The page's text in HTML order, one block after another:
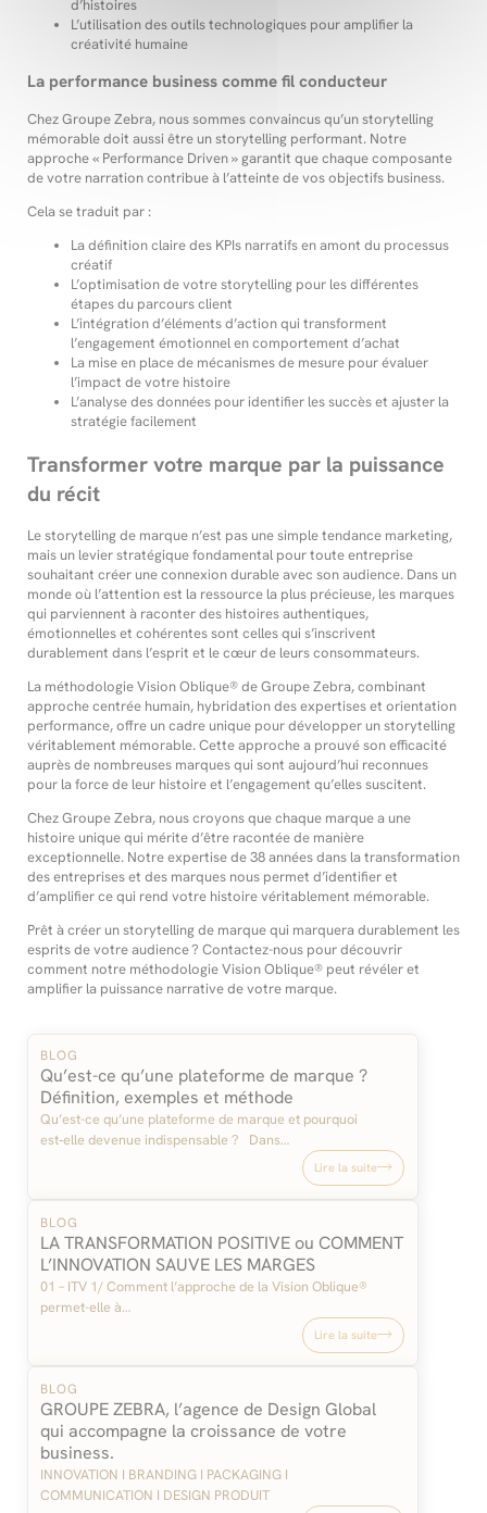
d’histoires
L’utilisation des outils technologiques pour amplifier la
créativité humaine
La performance business comme fil conducteur
Chez Groupe Zebra, nous sommes convaincus qu’un storytelling
mémorable doit aussi être un storytelling performant. Notre
approche « Performance Driven » garantit que chaque composante
de votre narration contribue à l’atteinte de vos objectifs business.
Cela se traduit par :
La définition claire des KPIs narratifs en amont du processus
créatif
L’optimisation de votre storytelling pour les différentes
étapes du parcours client
L’intégration d’éléments d’action qui transforment
l’engagement émotionnel en comportement d’achat
La mise en place de mécanismes de mesure pour évaluer
l’impact de votre histoire
L’analyse des données pour identifier les succès et ajuster la
stratégie facilement
Transformer votre marque par la puissance
du récit
Le storytelling de marque n’est pas une simple tendance marketing,
mais un levier stratégique fondamental pour toute entreprise
souhaitant créer une connexion durable avec son audience. Dans un
monde où l’attention est la ressource la plus précieuse, les marques
qui parviennent à raconter des histoires authentiques,
émotionnelles et cohérentes sont celles qui s’inscrivent
durablement dans l’esprit et le cœur de leurs consommateurs.
La méthodologie Vision Oblique® de Groupe Zebra, combinant
approche centrée humain, hybridation des expertises et orientation
performance, offre un cadre unique pour développer un storytelling
véritablement mémorable. Cette approche a prouvé son efficacité
auprès de nombreuses marques qui sont aujourd’hui reconnues
pour la force de leur histoire et l’engagement qu’elles suscitent.
Chez Groupe Zebra, nous croyons que chaque marque a une
histoire unique qui mérite d’être racontée de manière
exceptionnelle. Notre expertise de 38 années dans la transformation
des entreprises et des marques nous permet d’identifier et
d’amplifier ce qui rend votre histoire véritablement mémorable.
Prêt à créer un storytelling de marque qui marquera durablement les
esprits de votre audience ? Contactez-nous pour découvrir
comment notre méthodologie Vision Oblique® peut révéler et
amplifier la puissance narrative de votre marque.
Qu’est-ce qu’une plateforme de marque ?
Définition, exemples et méthode
BLOG
Qu’est-ce qu’une plateforme de marque et pourquoi
est‑elle devenue indispensable ? Dans…
Lire la suite
LA TRANSFORMATION POSITIVE ou COMMENT
L’INNOVATION SAUVE LES MARGES
BLOG
01 – ITV 1/ Comment l’approche de la Vision Oblique®
permet-elle à…
Lire la suite
GROUPE ZEBRA, l’agence de Design Global
qui accompagne la croissance de votre
business.
BLOG
INNOVATION I BRANDING I PACKAGING I
COMMUNICATION I DESIGN PRODUIT